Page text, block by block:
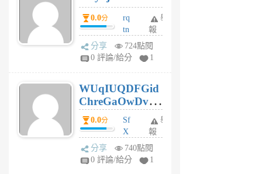
前
0.0分
rq
tn
jt
gl
個
月
前
舉
報
分享
724點閱
0 評論/給分
1
WUqIUQDFGid
ChreGaOwDv
dY0.0分
Sf
X
Pe
Jc
舉
報
分享
740點閱
0 評論/給分
1